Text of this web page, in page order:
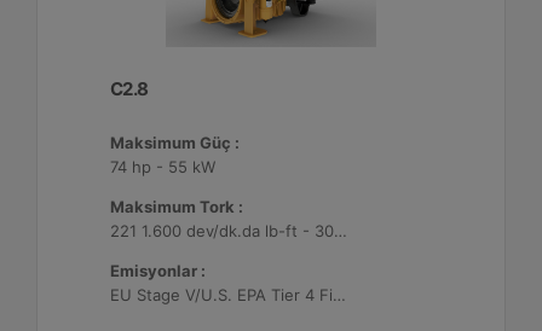
C2.8
Maksimum Güç :
74 hp - 55 kW
Maksimum Tork :
221 1.600 dev/dk.da lb-ft - 300 1.600 dev/dk.da Nm
Emisyonlar :
EU Stage V/U.S. EPA Tier 4 Final/ Japan 2014 (Tier 4 Final)